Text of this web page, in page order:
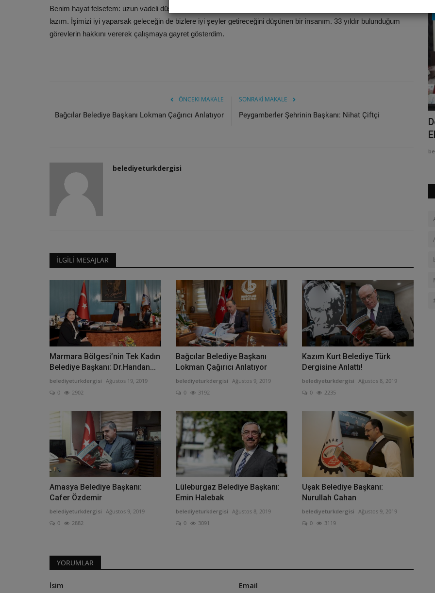
Benim hayat felsefem: uzun vadeli düşünmek yerine, elindeki imkanlarla insanlar için ne yapılabilir onu düşünmek
lazım. İşimizi iyi yaparsak geleceğin de bizlere iyi şeyler getireceğini düşünen bir insanım. 33 yıldır bulunduğum
görevlerin hakkını vererek çalışmaya gayret gösterdim.
ÖNCEKI MAKALE
Bağcılar Belediye Başkanı Lokman Çağırıcı Anlatıyor
SONRAKİ MAKALE
Peygamberler Şehrinin Başkanı: Nihat Çiftçi
belediyeturkdergisi
İLGİLİ MESAJLAR
Marmara Bölgesi’nin Tek Kadın
Belediye Başkanı: Dr.Handan...
belediyeturkdergisi
Ağustos 19, 2019
0
2902
Bağcılar Belediye Başkanı
Lokman Çağırıcı Anlatıyor
belediyeturkdergisi
Ağustos 9, 2019
0
3192
Kazım Kurt Belediye Türk
Dergisine Anlattı!
belediyeturkdergisi
Ağustos 8, 2019
0
2235
Amasya Belediye Başkanı:
Cafer Özdemir
belediyeturkdergisi Ağustos 9, 2019
0
2882
Lüleburgaz Belediye Başkanı:
Emin Halebak
belediyeturkdergisi Ağustos 8, 2019
0
3091
Uşak Belediye Başkanı:
Nurullah Cahan
belediyeturkdergisi Ağustos 9, 2019
0
3119
YORUMLAR
İsim Email
Ne Dediysek O Oldu…
Röportajlar
Büyükkarıştıran Belediye Başkanı: Lütfü